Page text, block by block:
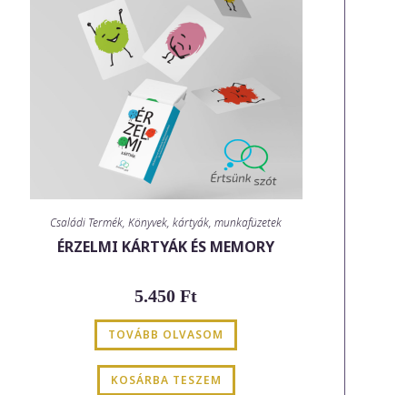
Családi Termék,Könyvek, kártyák, munkafüzetek
ÉRZELMI KÁRTYÁK ÉS MEMORY
5.450Ft
TOVÁBB OLVASOM
KOSÁRBA TESZEM